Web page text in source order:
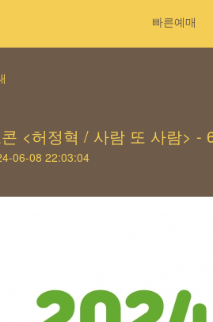
빠른예매
<허정혁 / 사람 또 사람> -
06-08 22:03:04